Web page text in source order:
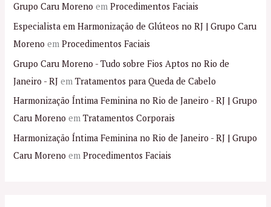
Grupo Caru Moreno emProcedimentos Faciais
Especialista em Harmonização de Glúteos no RJ | Grupo Caru
Moreno emProcedimentos Faciais
Grupo Caru Moreno - Tudo sobre Fios Aptos no Rio de
Janeiro - RJ emTratamentos para Queda de Cabelo
Harmonização Íntima Feminina no Rio de Janeiro - RJ | Grupo
Caru Moreno emTratamentos Corporais
Harmonização Íntima Feminina no Rio de Janeiro - RJ | Grupo
Caru Moreno emProcedimentos Faciais